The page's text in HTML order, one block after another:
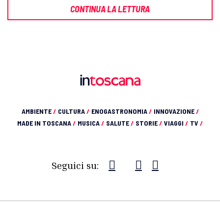
CONTINUA LA LETTURA
AMBIENTE/ CULTURA/ ENOGASTRONOMIA/ INNOVAZIONE/
MADE IN TOSCANA/ MUSICA/ SALUTE/ STORIE/ VIAGGI / TV /
Seguici su: